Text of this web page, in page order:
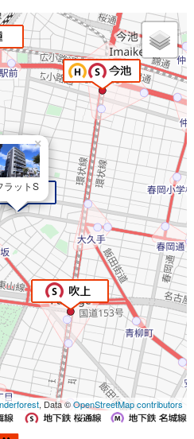
ラットS
×
, Data ©OpenStreetMap contributors